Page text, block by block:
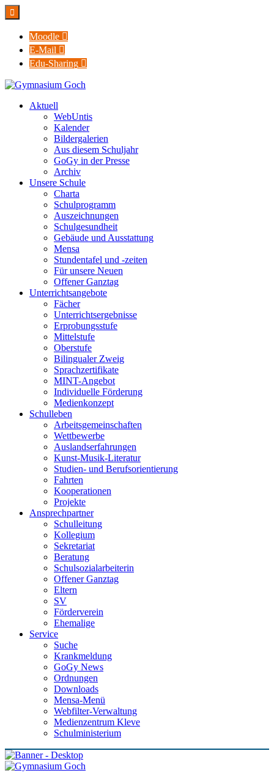

Moodle 
E-Mail 
Edu-Sharing 
Aktuell
WebUntis
Kalender
Bildergalerien
Aus diesem Schuljahr
GoGy in der Presse
Archiv
Unsere Schule
Charta
Schulprogramm
Auszeichnungen
Schulgesundheit
Gebäude und Ausstattung
Mensa
Stundentafel und -zeiten
Für unsere Neuen
Offener Ganztag
Unterrichtsangebote
Fächer
Unterrichtsergebnisse
Erprobungsstufe
Mittelstufe
Oberstufe
Bilingualer Zweig
Sprachzertifikate
MINT-Angebot
Individuelle Förderung
Medienkonzept
Schulleben
Arbeitsgemeinschaften
Wettbewerbe
Auslandserfahrungen
Kunst-Musik-Literatur
Studien- und Berufsorientierung
Fahrten
Kooperationen
Projekte
Ansprechpartner
Schulleitung
Kollegium
Sekretariat
Beratung
Schulsozialarbeiterin
Offener Ganztag
Eltern
SV
Förderverein
Ehemalige
Service
Suche
Krankmeldung
GoGy News
Ordnungen
Downloads
Mensa-Menü
Webfilter-Verwaltung
Medienzentrum Kleve
Schulministerium